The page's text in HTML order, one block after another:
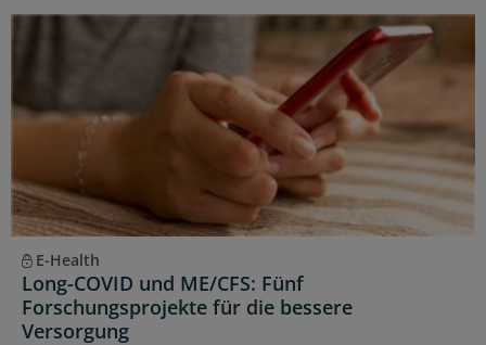
E-Health
Long-COVID und ME/CFS: Fünf
Forschungsprojekte für die bessere
Versorgung